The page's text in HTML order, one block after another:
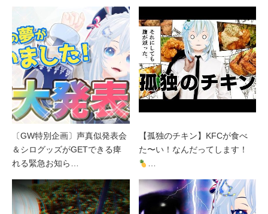
〔GW特別企画〕声真似発表会
＆シログッズがGETできる痺
れる緊急お知ら…
【孤独のチキン】KFCが食べ
た〜い！なんだってします！
…